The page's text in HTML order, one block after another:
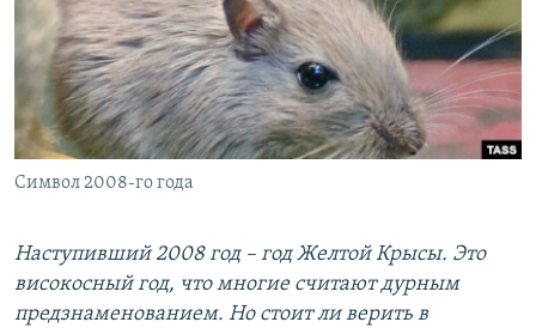
РАСПИСАНИЕ ВЕЩАНИЯ
ПОДПИШИТЕСЬ НА РАССЫЛКУ
СОЦИАЛЬНЫЕ СЕТИ
Все сайты РСЕ/РС
Символ 2008-го года
Наступивший 2008 год – год Желтой Крысы. Это
високосный год, что многие считают дурным
предзнаменованием. Но стоит ли верить в